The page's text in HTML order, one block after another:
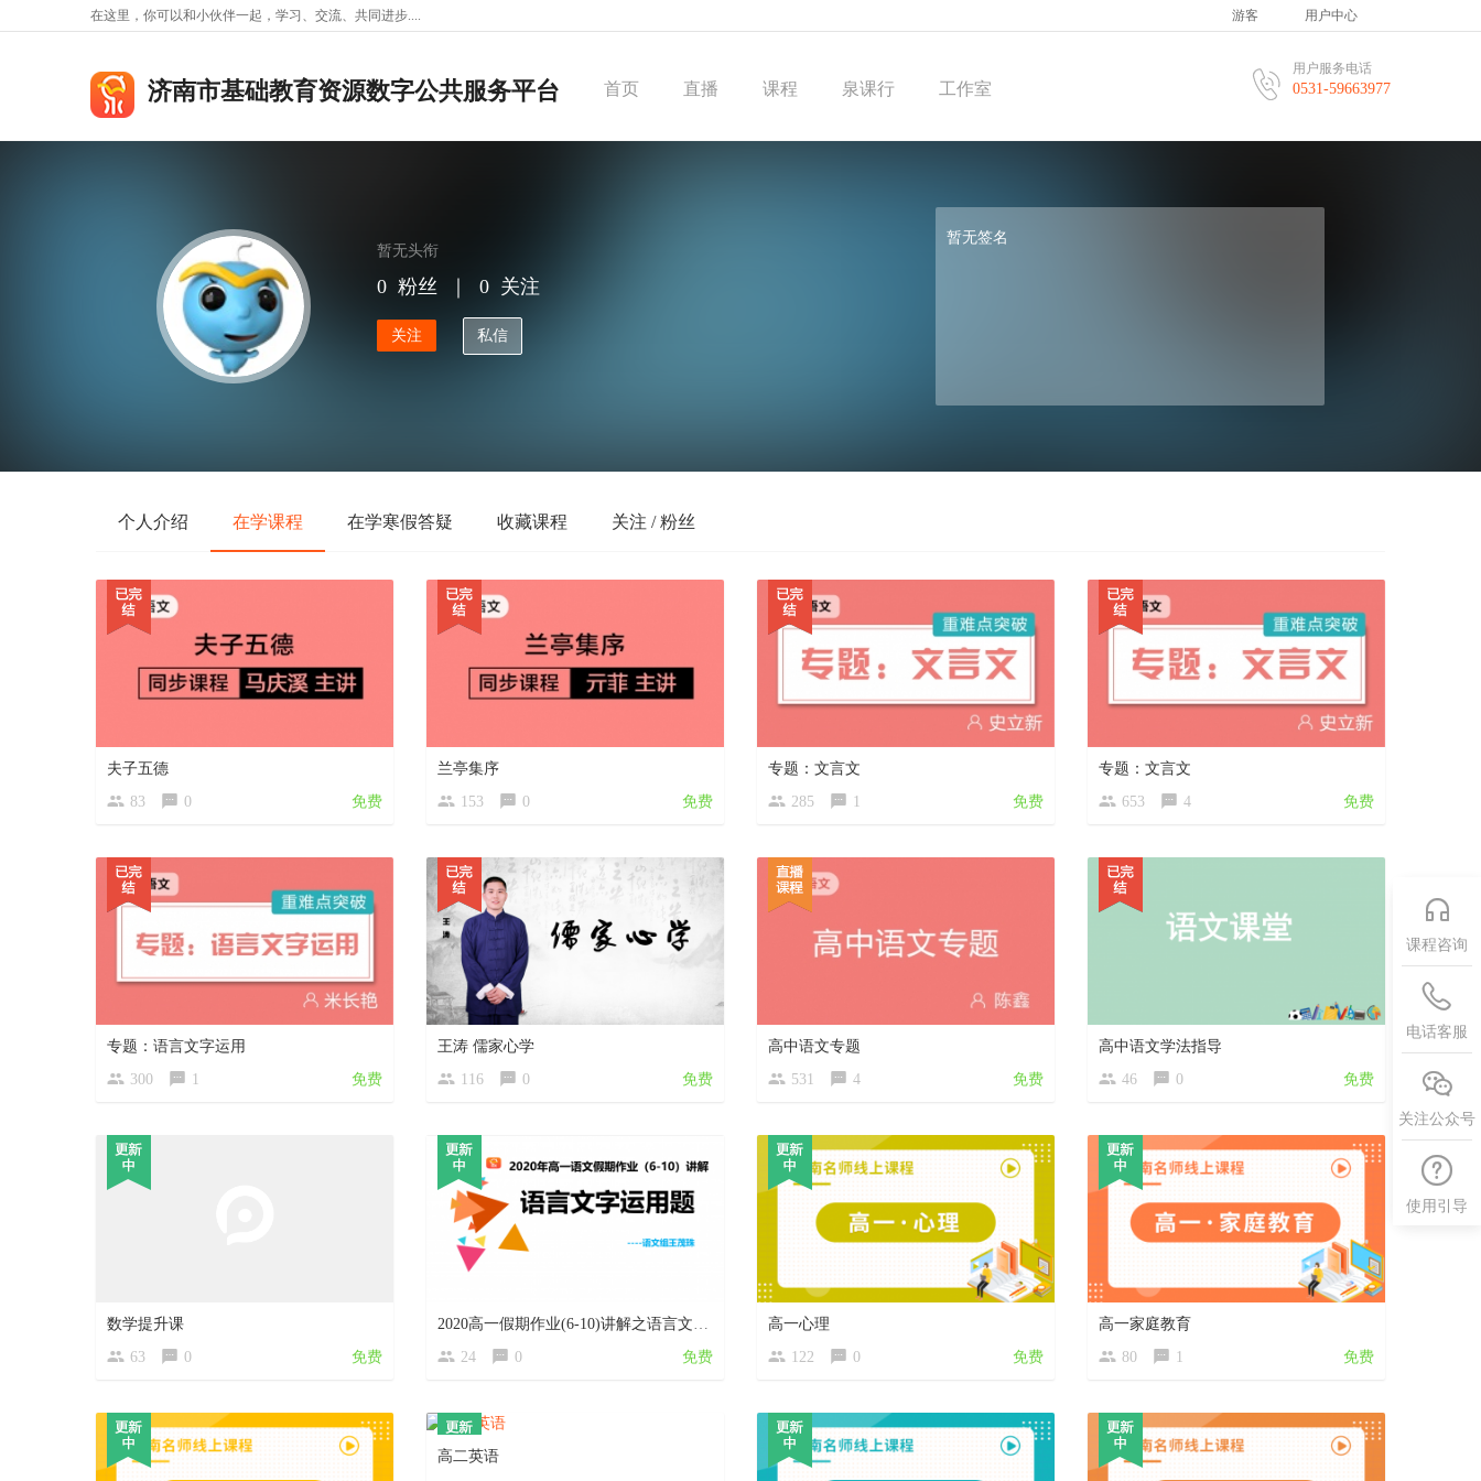
在这里，你可以和小伙伴一起，学习、交流、共同进步.... 用户中心
游客
济南市基础教育资源数字公共服务平台 首页 直播 课程 泉课行 工作室
用户服务电话
0531-59663977
暂无头衔
0 粉丝 ｜ 0 关注
关注 私信
暂无签名
个人介绍 在学课程 在学寒假答疑 收藏课程 关注 / 粉丝
夫子五德
83
0 免费
兰亭集序
153
0 免费
专题：文言文
285
1 免费
专题：文言文
653
4 免费
专题：语言文字运用
300
1 免费
王涛 儒家心学
116
0 免费
高中语文专题
531
4 免费
高中语文学法指导
46
0 免费
数学提升课
63
0 免费
24
0 免费
高一心理
122
0 免费
高一家庭教育
80
1 免费
高二英语
课程咨询
电话客服
关注公众号
使用引导